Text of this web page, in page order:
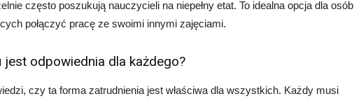
często poszukują nauczycieli na niepełny etat. To idealna opcja dla osób
połączyć pracę ze swoimi innymi zajęciami.
odpowiednia dla każdego?
czy ta forma zatrudnienia jest właściwa dla wszystkich. Każdy musi